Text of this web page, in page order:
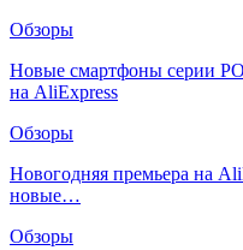
Обзоры
Новые смартфоны серии
на AliExpress
Обзоры
Новогодняя премьера на
новые…
Обзоры